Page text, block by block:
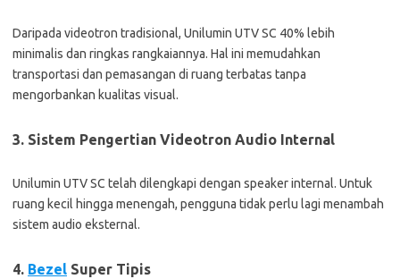
Daripada videotron tradisional, Unilumin UTV SC 40% lebih
minimalis dan ringkas rangkaiannya. Hal ini memudahkan
transportasi dan pemasangan di ruang terbatas tanpa
mengorbankan kualitas visual.
3. Sistem Pengertian Videotron Audio Internal
Unilumin UTV SC telah dilengkapi dengan speaker internal. Untuk
ruang kecil hingga menengah, pengguna tidak perlu lagi menambah
sistem audio eksternal.
4. Bezel Super Tipis